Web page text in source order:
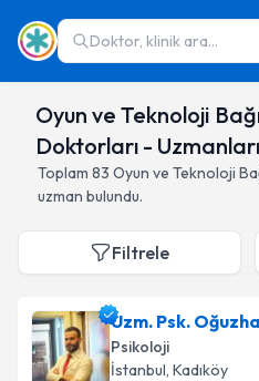
Doktor, klinik ara...
Oyun ve Teknoloji
Doktorları - Uzmanları
Toplam 83 Oyun ve Teknoloji
uzman bulundu.
Filtrele
Uzm. Psk.
Psikoloji
İstanbul, Kadıköy